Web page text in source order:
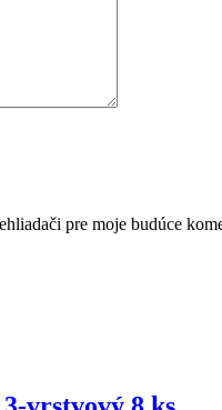
pre moje budúce